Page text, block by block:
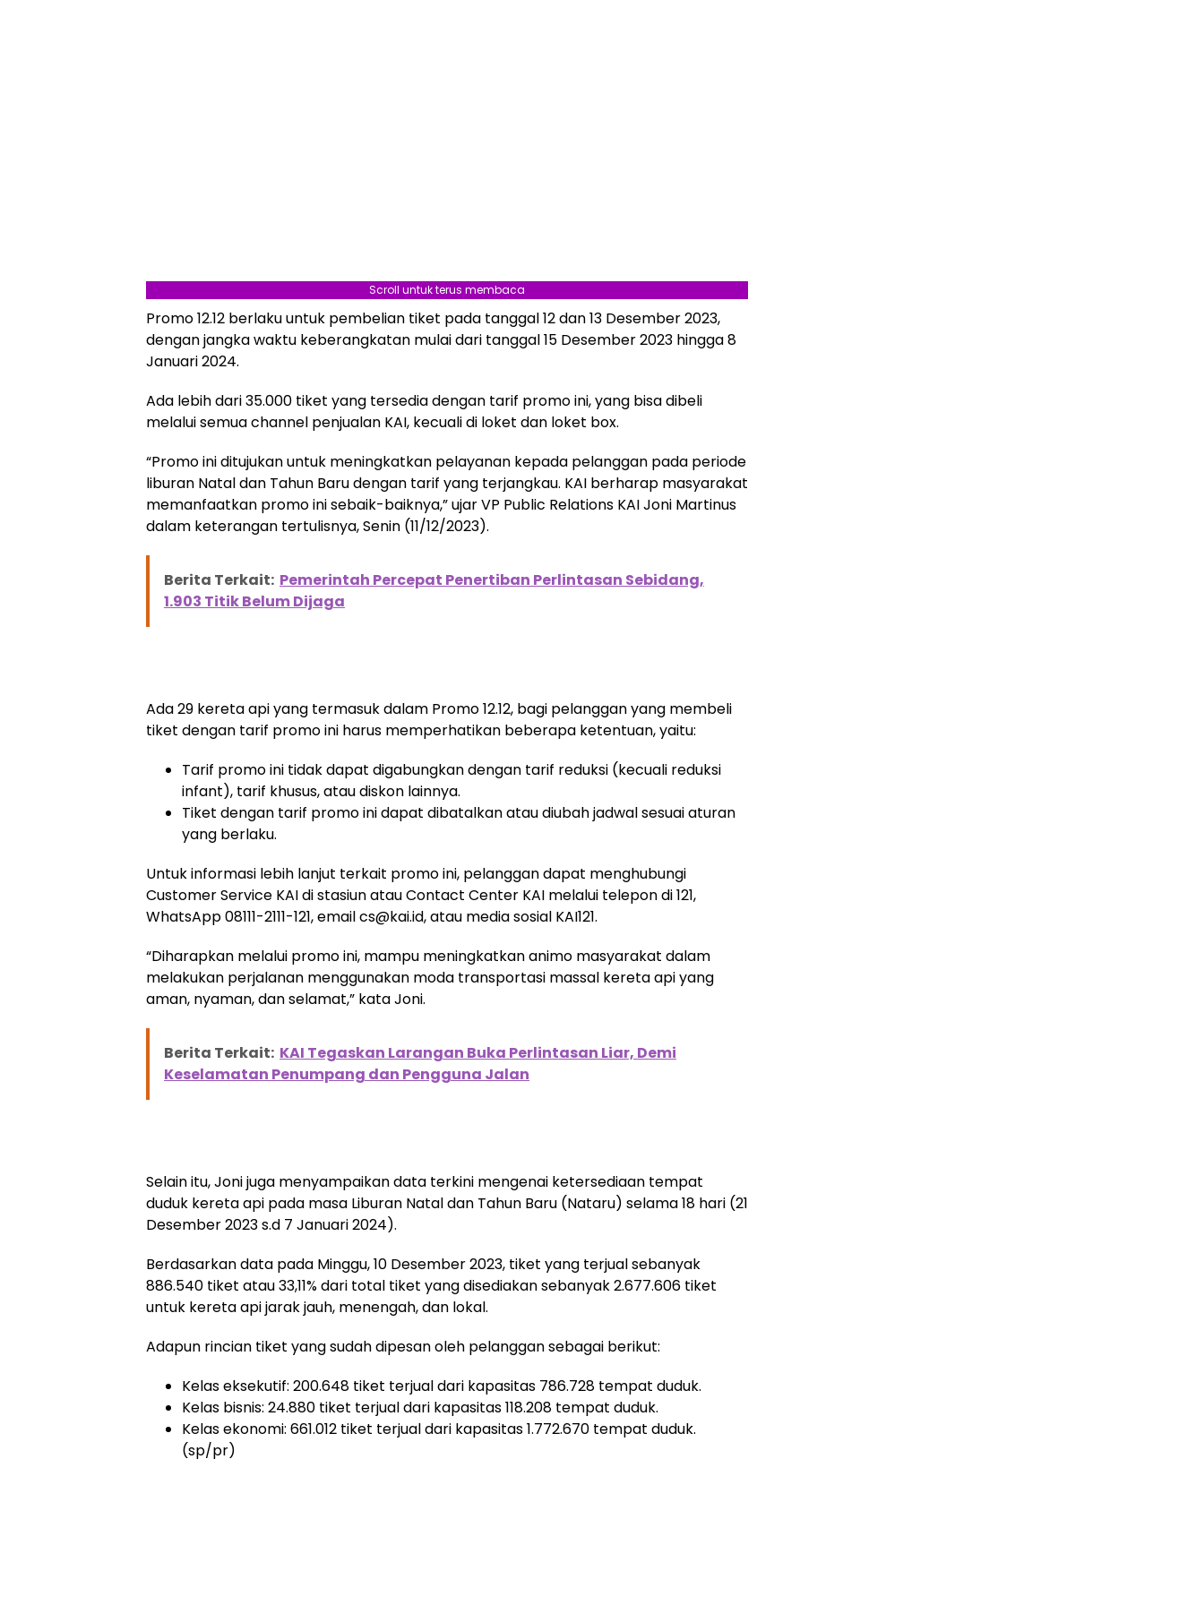
Scroll untuk terus membaca
Promo 12.12 berlaku untuk pembelian tiket pada tanggal 12 dan 13 Desember 2023,
dengan jangka waktu keberangkatan mulai dari tanggal 15 Desember 2023 hingga 8
Januari 2024.
Ada lebih dari 35.000 tiket yang tersedia dengan tarif promo ini, yang bisa dibeli
melalui semua channel penjualan KAI, kecuali di loket dan loket box.
“Promo ini ditujukan untuk meningkatkan pelayanan kepada pelanggan pada periode
liburan Natal dan Tahun Baru dengan tarif yang terjangkau. KAI berharap masyarakat
memanfaatkan promo ini sebaik-baiknya,” ujar VP Public Relations KAI Joni Martinus
dalam keterangan tertulisnya, Senin (11/12/2023).
Berita Terkait: Pemerintah Percepat Penertiban Perlintasan Sebidang,
1.903 Titik Belum Dijaga
Ada 29 kereta api yang termasuk dalam Promo 12.12, bagi pelanggan yang membeli
tiket dengan tarif promo ini harus memperhatikan beberapa ketentuan, yaitu:
Tarif promo ini tidak dapat digabungkan dengan tarif reduksi (kecuali reduksi
infant), tarif khusus, atau diskon lainnya.
Tiket dengan tarif promo ini dapat dibatalkan atau diubah jadwal sesuai aturan
yang berlaku.
Untuk informasi lebih lanjut terkait promo ini, pelanggan dapat menghubungi
Customer Service KAI di stasiun atau Contact Center KAI melalui telepon di 121,
WhatsApp 08111-2111-121, email cs@kai.id, atau media sosial KAI121.
“Diharapkan melalui promo ini, mampu meningkatkan animo masyarakat dalam
melakukan perjalanan menggunakan moda transportasi massal kereta api yang
aman, nyaman, dan selamat,” kata Joni.
Berita Terkait: KAI Tegaskan Larangan Buka Perlintasan Liar, Demi
Keselamatan Penumpang dan Pengguna Jalan
Selain itu, Joni juga menyampaikan data terkini mengenai ketersediaan tempat
duduk kereta api pada masa Liburan Natal dan Tahun Baru (Nataru) selama 18 hari (21
Desember 2023 s.d 7 Januari 2024).
Berdasarkan data pada Minggu, 10 Desember 2023, tiket yang terjual sebanyak
886.540 tiket atau 33,11% dari total tiket yang disediakan sebanyak 2.677.606 tiket
untuk kereta api jarak jauh, menengah, dan lokal.
Adapun rincian tiket yang sudah dipesan oleh pelanggan sebagai berikut:
Kelas eksekutif: 200.648 tiket terjual dari kapasitas 786.728 tempat duduk.
Kelas bisnis: 24.880 tiket terjual dari kapasitas 118.208 tempat duduk.
Kelas ekonomi: 661.012 tiket terjual dari kapasitas 1.772.670 tempat duduk.
(sp/pr)